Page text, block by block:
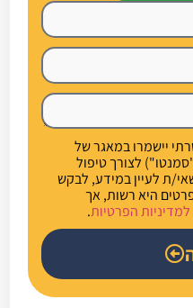
יישמרו במאגר של
לצורך טיפול
ת לעיין במידע, לבקש
היא רשות, אך
למדיניות הפרטיות.